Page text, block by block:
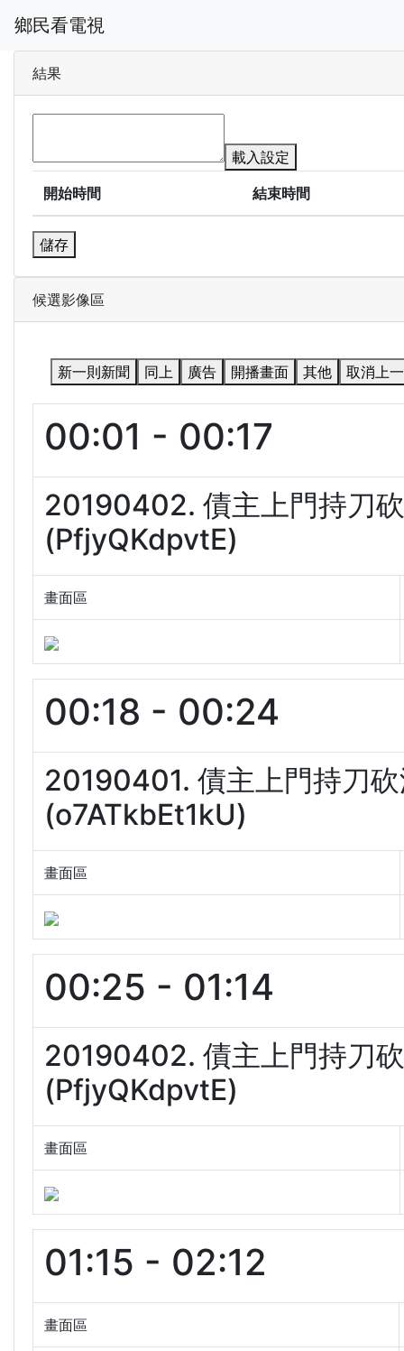
鄉民看電視
結果
載入設定
開始時間
結束時間
儲存
候選影像區
新一則新聞 同上 廣告 開播畫面 其他 取消上
00:01 - 00:17
20190402. 債主上門持刀
(PfjyQKdpvtE)
畫面區
00:18 - 00:24
20190401. 債主上門持刀
(o7ATkbEt1kU)
畫面區
00:25 - 01:14
20190402. 債主上門持刀
(PfjyQKdpvtE)
畫面區
01:15 - 02:12
畫面區